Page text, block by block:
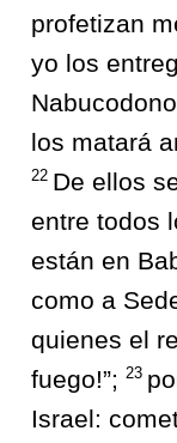
profetizan
yo los
los matará
22 De ellos
entre todos
están en
como a
quienes el
fuego!”; 23
Israel: